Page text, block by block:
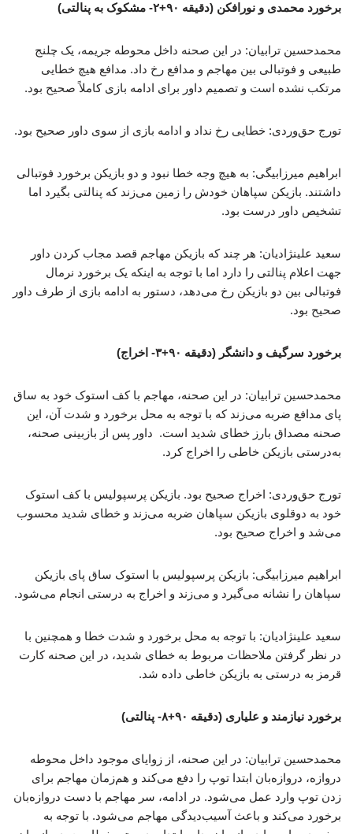
برخورد محمدی و نورافکن (دقیقه ۹۰+۲- مشکوک به پنالتی)
محمدحسین ترابیان: در این صحنه داخل محوطه جریمه، یک چلنج
طبیعی و فوتبالی بین مهاجم و مدافع رخ داد. مدافع هیچ خطایی
مرتکب نشده است و تصمیم داور برای ادامه بازی کاملاً صحیح بود.
تورج حق‌وردی: خطایی رخ نداد و ادامه بازی از سوی داور صحیح بود.
ابراهیم میرزابیگی: به هیچ وجه خطا نبود و دو بازیکن برخورد فوتبالی
داشتند. بازیکن سپاهان خودش را زمین می‌زند که پنالتی بگیرد اما
تشخیص داور درست بود.
سعید علینژادیان: هر چند که بازیکن مهاجم قصد مجاب کردن داور
جهت اعلام پنالتی را دارد اما با توجه به اینکه یک برخورد نرمال
فوتبالی بین دو بازیکن رخ می‌دهد، دستور به ادامه بازی از طرف داور
صحیح بود.
برخورد سرگیف و دانشگر (دقیقه ۹۰+۳- اخراج)
محمدحسین ترابیان: در این صحنه، مهاجم با کف استوک خود به ساق
پای مدافع ضربه می‌زند که با توجه به محل برخورد و شدت آن، این
صحنه مصداق بارز خطای شدید است. داور پس از بازبینی صحنه،
به‌درستی بازیکن خاطی را اخراج کرد.
تورج حق‌وردی: اخراج صحیح بود. بازیکن پرسپولیس با کف استوک
خود به دوقلوی بازیکن سپاهان‌ ضربه می‌زند و خطای شدید محسوب
می‌شد و اخراج صحیح بود.
ابراهیم میرزابیگی: بازیکن پرسپولیس با استوک ساق پای بازیکن
سپاهان را نشانه می‌گیرد و می‌زند و اخراج به درستی انجام می‌شود.
سعید علینژادیان: با توجه به محل برخورد و شدت خطا و همچنین با
در نظر گرفتن ملاحظات مربوط به خطای شدید، در این صحنه کارت
قرمز به درستی به بازیکن خاطی داده شد.
برخورد نیازمند و علیاری (دقیقه ۹۰+۸- پنالتی)
محمدحسین ترابیان: در این صحنه، از زوایای موجود داخل محوطه
دروازه، دروازه‌بان ابتدا توپ را دفع می‌کند و هم‌زمان مهاجم برای
زدن توپ وارد عمل می‌شود. در ادامه، سر مهاجم با دست دروازه‌بان
برخورد می‌کند و باعث آسیب‌دیدگی مهاجم می‌شود. با توجه به